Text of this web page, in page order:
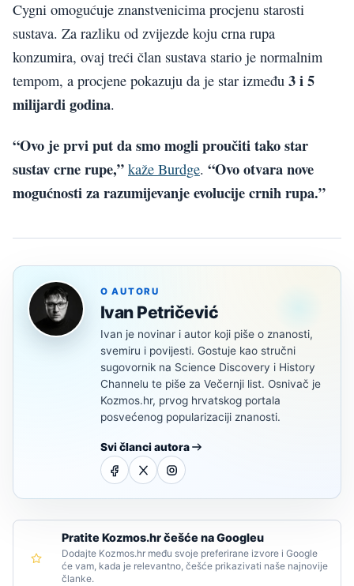
Cygni omogućuje znanstvenicima procjenu starosti
sustava. Za razliku od zvijezde koju crna rupa
konzumira, ovaj treći član sustava stario je normalnim
tempom, a procjene pokazuju da je star između 3 i 5
milijardi godina.
“Ovo je prvi put da smo mogli proučiti tako star
sustav crne rupe,” kaže Burdge. “Ovo otvara nove
mogućnosti za razumijevanje evolucije crnih rupa.”
O AUTORU
Ivan Petričević
Ivan je novinar i autor koji piše o znanosti,
svemiru i povijesti. Gostuje kao stručni
sugovornik na Science Discovery i History
Channelu te piše za Večernji list. Osnivač je
Kozmos.hr, prvog hrvatskog portala
posvećenog popularizaciji znanosti.
Svi članci autora
Pratite Kozmos.hr češće na Googleu
Dodajte Kozmos.hr među svoje preferirane izvore i Google
će vam, kada je relevantno, češće prikazivati naše najnovije
članke.